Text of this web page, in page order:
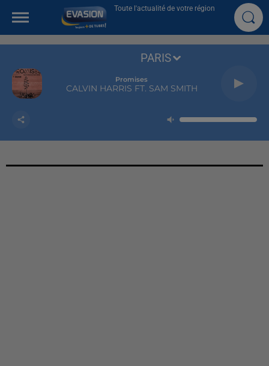
Toute l'actualité de votre région
Promises
CALVIN HARRIS FT. SAM SMITH
PARIS